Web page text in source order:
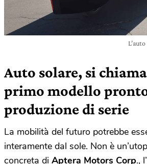
Auto solare, si
primo modello
produzione di serie
La mobilità del futuro potrebbe
interamente dal sole. Non è
concreta di Aptera Motors Corp.,